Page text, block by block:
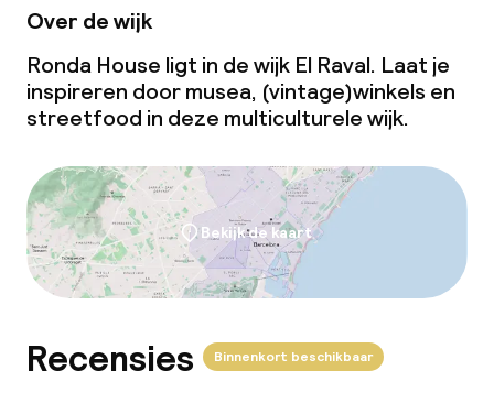
Over de wijk
Ronda House ligt in de wijk El Raval. Laat je
inspireren door musea, (vintage)winkels en
streetfood in deze multiculturele wijk.
Bekijk de kaart
Recensies Binnenkort beschikbaar